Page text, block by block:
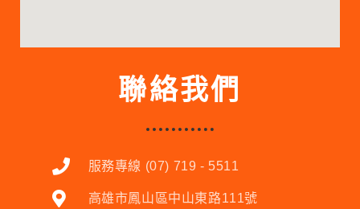
聯絡我們
服務專線 (07) 719 - 5511
高雄市鳳山區中山東路111號